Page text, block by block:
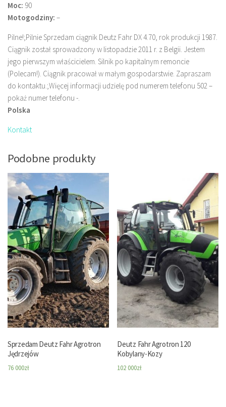
Moc: 90
Motogodziny: –
Pilne!;Pilnie Sprzedam ciągnik Deutz Fahr DX 4.70, rok produkcji 1987.
Ciągnik został sprowadzony w listopadzie 2011 r. z Belgii. Jestem
jego pierwszym właścicielem. Silnik po kapitalnym remoncie
(Polecam!). Ciągnik pracował w małym gospodarstwie. Zapraszam
do kontaktu.;Więcej informacji udzielę pod numerem telefonu 502 –
pokaż numer telefonu -.
Polska
Kontakt
Podobne produkty
Sprzedam Deutz Fahr Agrotron
Jędrzejów
76 000zł
Deutz Fahr Agrotron 120
Kobylany-Kozy
102 000zł